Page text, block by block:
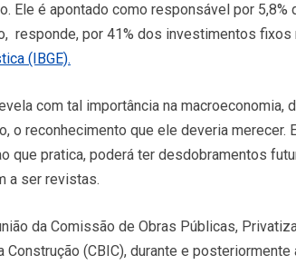
Ele é apontado como responsável por 5,8%
responde, por 41% dos investimentos fixos
(IBGE).
com tal importância na macroeconomia,
o reconhecimento que ele deveria merecer.
que pratica, poderá ter desdobramentos
a ser revistas.
da Comissão de Obras Públicas,
Construção (CBIC), durante e